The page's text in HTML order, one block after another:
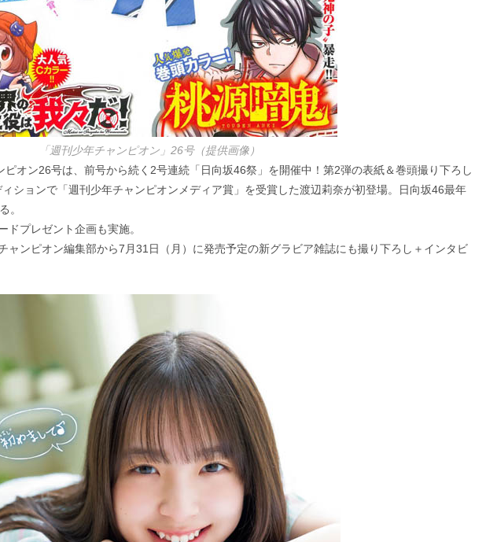
「週刊少年チャンピオン」26号（提供画像）
オン26号は、前号から続く2号連続「日向坂46祭」を開催中！第2弾の表紙＆巻頭撮り下ろし
ションで「週刊少年チャンピオンメディア賞」を受賞した渡辺莉奈が初登場。日向坂46最年
。
ドプレゼント企画も実施。
ャンピオン編集部から7月31日（月）に発売予定の新グラビア雑誌にも撮り下ろし＋インタビ